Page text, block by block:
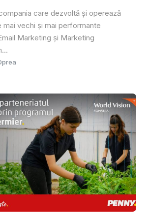
care dezvoltă și operează
mai vechi și mai performante
Marketing și Marketing